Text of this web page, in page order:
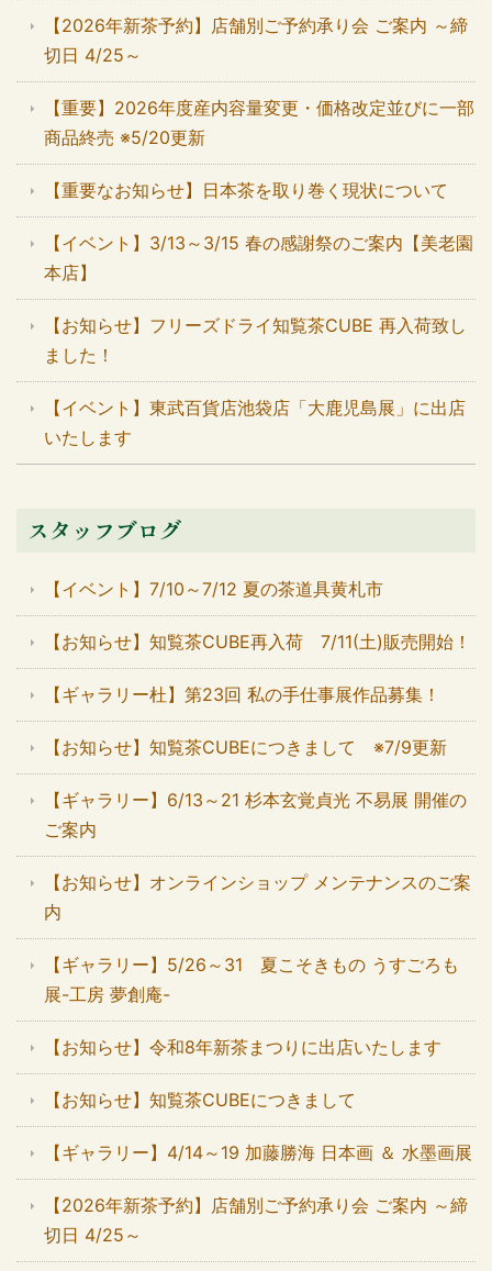
【2026年新茶予約】店舗別ご予約承り会 ご案内 ～締
切日 4/25～
【重要】2026年度産内容量変更・価格改定並びに一部
商品終売 ※5/20更新
【重要なお知らせ】日本茶を取り巻く現状について
【イベント】3/13～3/15 春の感謝祭のご案内【美老園
本店】
【お知らせ】フリーズドライ知覧茶CUBE 再入荷致し
ました！
【イベント】東武百貨店池袋店「大鹿児島展」に出店
いたします
スタッフブログ
【イベント】7/10～7/12 夏の茶道具黄札市
【お知らせ】知覧茶CUBE再入荷 7/11(土)販売開始！
【ギャラリー杜】第23回 私の手仕事展作品募集！
【お知らせ】知覧茶CUBEにつきまして ※7/9更新
【ギャラリー】6/13～21 杉本玄覚貞光 不易展 開催の
ご案内
【お知らせ】オンラインショップ メンテナンスのご案
内
【ギャラリー】5/26～31 夏こそきもの うすごろも
展-工房 夢創庵-
【お知らせ】令和8年新茶まつりに出店いたします
【お知らせ】知覧茶CUBEにつきまして
【ギャラリー】4/14～19 加藤勝海 日本画 ＆ 水墨画展
【2026年新茶予約】店舗別ご予約承り会 ご案内 ～締
切日 4/25～